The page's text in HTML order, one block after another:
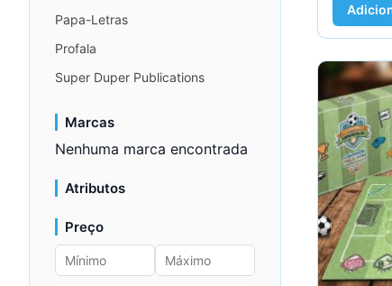
Papa-Letras
Profala
Super Duper Publications
Marcas
Nenhuma marca encontrada
Atributos
Preço